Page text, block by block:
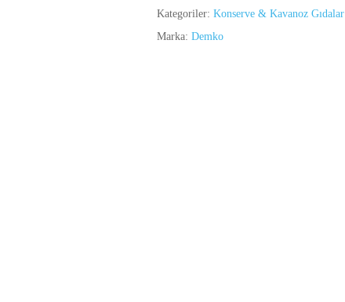
Kategoriler: Konserve & Kavanoz Gıdalar
Marka: Demko